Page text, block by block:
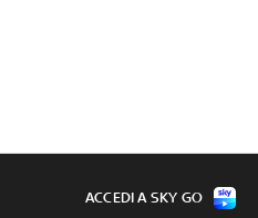
ACCEDI A SKY GO